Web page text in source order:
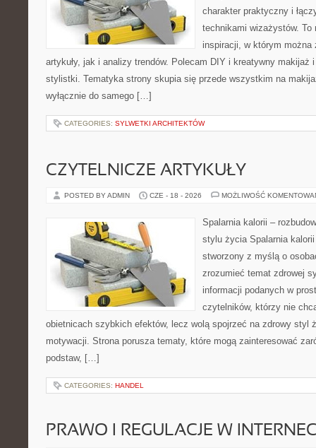
charakter praktyczny i
technikami wizażystów. To
inspiracji, w którym
artykuły, jak i analizy trendów. Polecam DIY i kreatywny makijaż
stylistki. Tematyka strony skupia się przede wszystkim na
wyłącznie do samego […]
CATEGORIES: SYLWETKI ARCHITEKTÓW
CZYTELNICZE ARTYKUŁY
POSTED BY ADMIN CZE - 18 - 2026 MOŻLIWOŚĆ
Spalarnia kalorii –
stylu życia Spalarnia
stworzony z myślą o
zrozumieć temat zdrowej
informacji podanych w
czytelników, którzy nie
obietnicach szybkich efektów, lecz wolą spojrzeć na zdrowy styl
motywacji. Strona porusza tematy, które mogą zainteresować
podstaw, […]
CATEGORIES: HANDEL
PRAWO I REGULACJE W